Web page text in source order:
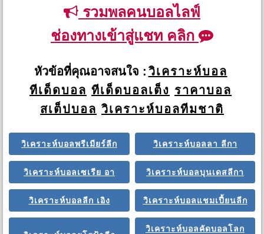
รวมพลคนบอลไลฟ์
ช่องทางเข้าสู่แชท คลิก
หัวข้อที่คุณอาจสนใจ : วิเคราะห์บอล
ทีเด็ดบอล ทีเด็ดบอลเต็ง ราคาบอล
สเต็ปบอล วิเคราะห์บอลทีมชาติ
วิเคราะห์บอลพรีเมียร์ลีก วิเคราะห์บอลลา ลีกา
วิเคราะห์บอลเซเรีย อา วิเคราะห์บอลบุนเดสลีกา
วิเคราะห์บอลลีก เอิง วิเคราะห์บอลแชมเปี้ยนลีก
วิเคราะห์บอลคัดบอลโลก